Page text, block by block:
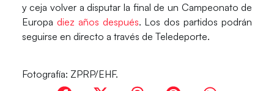
y ceja volver a disputar la final de un Campeonato de
Europa diez años después. Los dos partidos podrán
seguirse en directo a través de Teledeporte.
Fotografía: ZPRP/EHF.